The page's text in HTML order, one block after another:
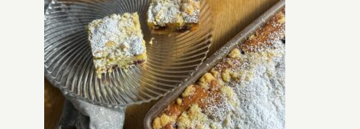
Kirschstreuselkuchen vom
James